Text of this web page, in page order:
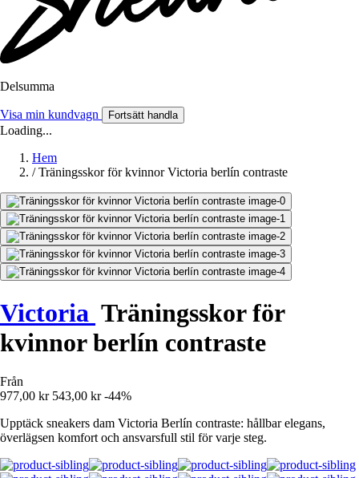
Delsumma
Visa min kundvagn Fortsätt handla
Loading...
Hem
/ Träningsskor för kvinnor Victoria berlín contraste
Victoria Träningsskor för
kvinnor berlín contraste
Från
977,00 kr 543,00 kr -44%
Upptäck sneakers dam Victoria Berlín contraste: hållbar elegans,
överlägsen komfort och ansvarsfull stil för varje steg.